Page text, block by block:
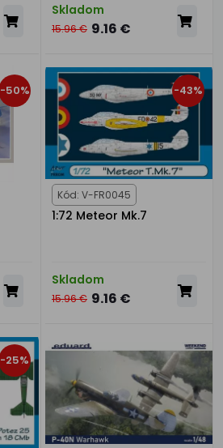
Skladom
15.96 € 9.16 €
-50% -43%
Kód: V-FR0045
1:72 Meteor Mk.7
Skladom
15.96 € 9.16 €
-25%